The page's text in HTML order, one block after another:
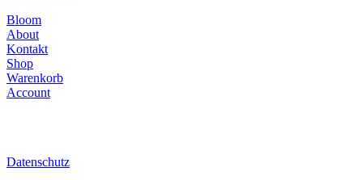
Bloom
About
Kontakt
Shop
Warenkorb
Account
Datenschutz